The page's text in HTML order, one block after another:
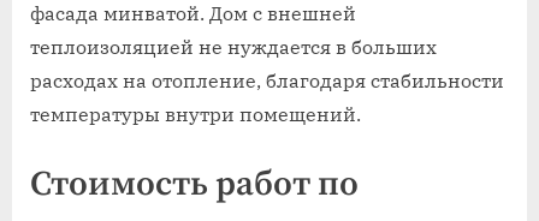
фасада минватой. Дом с внешней
теплоизоляцией не нуждается в больших
расходах на отопление, благодаря стабильности
температуры внутри помещений.
Стоимость работ по